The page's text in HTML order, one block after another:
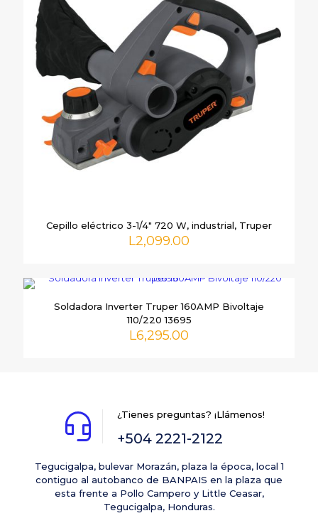
Cepillo eléctrico 3-1/4″ 720 W, industrial, Truper
L2,099.00
Soldadora Inverter Truper 160AMP Bivoltaje
110/220 13695
L6,295.00
¿Tienes preguntas? ¡Llámenos!
+504 2221-2122
Tegucigalpa, bulevar Morazán, plaza la época, local 1
contiguo al autobanco de BANPAIS en la plaza que
esta frente a Pollo Campero y Little Ceasar,
Tegucigalpa, Honduras.